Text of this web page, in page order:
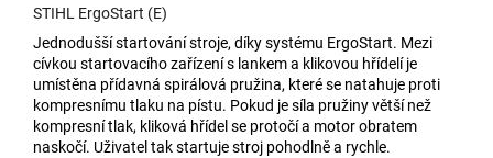
STIHL ErgoStart (E)
Jednodušší startování stroje, díky systému ErgoStart. Mezi
cívkou startovacího zařízení s lankem a klikovou hřídelí je
umístěna přídavná spirálová pružina, které se natahuje proti
kompresnímu tlaku na pístu. Pokud je síla pružiny větší než
kompresní tlak, kliková hřídel se protočí a motor obratem
naskočí. Uživatel tak startuje stroj pohodlně a rychle.